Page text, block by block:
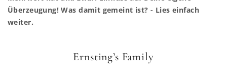
Überzeugung! Was damit gemeint ist? - Lies einfach
weiter.
Ernsting’s Family